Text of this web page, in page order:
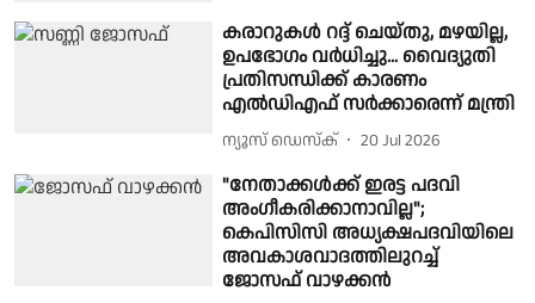
കരാറുകള്‍ റദ്ദ് ചെയ്തു, മഴയില്ല,
ഉപഭോഗം വര്‍ധിച്ചു... വൈദ്യുതി
പ്രതിസന്ധിക്ക് കാരണം
എല്‍ഡിഎഫ് സര്‍ക്കാരെന്ന് മന്ത്രി
ന്യൂസ് ഡെസ്ക് 20 Jul 2026
"നേതാക്കൾക്ക് ഇരട്ട പദവി
അംഗീകരിക്കാനാവില്ല";
കെപിസിസി അധ്യക്ഷപദവിയിലെ
അവകാശവാദത്തിലുറച്ച്
ജോസഫ് വാഴക്കൻ